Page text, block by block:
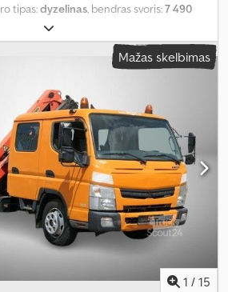
tipas:dyzelinas , bendras svoris:7 490
tipas:
7, bendras ilgis:7 640 mm, bendras
, krovinio erdvės tūris:
400 mm, Įranga:
programa (ESP), kranas, oro
Mažas skelbimas
1 / 15